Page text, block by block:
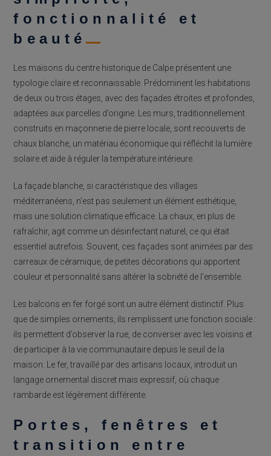
fonctionnalité et
beauté
Les maisons du centre historique de Calpe présentent une
typologie claire et reconnaissable. Prédominent les habitations
de deux ou trois étages, avec des façades étroites et profondes,
adaptées aux parcelles d’origine. Les murs, traditionnellement
construits en maçonnerie de pierre locale, sont recouverts de
chaux blanche, un matériau économique qui réfléchit la lumière
solaire et aide à réguler la température intérieure.
La façade blanche, si caractéristique des villages
méditerranéens, n’est pas seulement un élément esthétique,
mais une solution climatique efficace. La chaux, en plus de
rafraîchir, agit comme un désinfectant naturel, ce qui était
essentiel autrefois. Souvent, ces façades sont animées par des
carreaux de céramique, de petites décorations qui apportent
couleur et personnalité sans altérer la sobriété de l’ensemble.
Les balcons en fer forgé sont un autre élément distinctif. Plus
que de simples ornements, ils remplissent une fonction sociale :
ils permettent d’observer la rue, de converser avec les voisins et
de participer à la vie communautaire depuis le seuil de la
maison. Le fer, travaillé par des artisans locaux, introduit un
langage ornemental discret mais expressif, où chaque
rambarde est légèrement différente.
Portes, fenêtres et
transition entre